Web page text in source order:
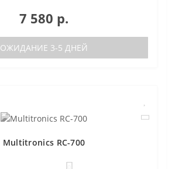
7 580 р.
ОЖИДАНИЕ 3-5 ДНЕЙ
Multitronics RC-700